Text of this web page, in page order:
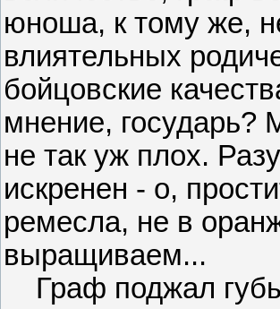
юноша, к тому же,
влиятельных
бойцовские
мнение, государь?
не так уж плох.
искренен - о,
ремесла, не в
выращиваем...
Граф поджал